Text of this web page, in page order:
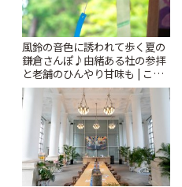
風鈴の音色に誘われて歩く夏の
鎌倉さんぽ♪由緒ある社の参拝
と老舗のひんやり甘味も | こと
りっぷ